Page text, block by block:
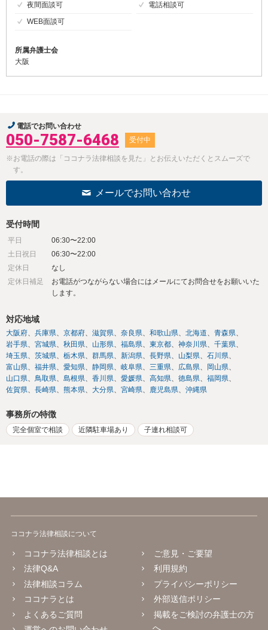
夜間面談可
電話相談可
WEB面談可
所属弁護士会
大阪
電話でお問い合わせ
050-7587-6468 受付中
※お電話の際は「ココナラ法律相談を見た」とお伝えいただくとスムーズで
す。
メールでお問い合わせ
受付時間
平日
06:30〜22:00
土日祝日
06:30〜22:00
定休日
なし
定休日補足
お電話がつながらない場合にはメールにてお問合せをお願いいた
します。
対応地域
大阪府 兵庫県 京都府 滋賀県 奈良県 和歌山県 北海道
青森県
岩手県
宮城県 秋田県 山形県 福島県 東京都 神奈川県
千葉県
埼玉県
茨城県 栃木県 群馬県 新潟県 長野県 山梨県
石川県
富山県
福井県 愛知県 静岡県 岐阜県 三重県 広島県
岡山県
山口県
鳥取県 島根県 香川県 愛媛県 高知県 徳島県
福岡県
佐賀県
長崎県 熊本県 大分県 宮崎県 鹿児島県 沖縄県
事務所の特徴
完全個室で相談 近隣駐車場あり 子連れ相談可
ココナラ法律相談について
ココナラ法律相談とは
法律Q&A
法律相談コラム
ココナラとは
よくあるご質問
ご意見・ご要望
利用規約
プライバシーポリシー
外部送信ポリシー
掲載をご検討の弁護士の方
へ